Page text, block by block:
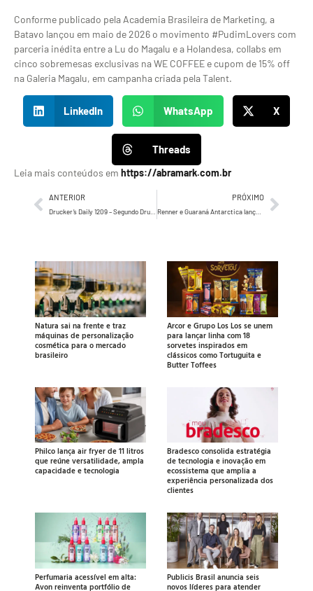
Conforme publicado pela Academia Brasileira de Marketing, a
Batavo lançou em maio de 2026 o movimento #PudimLovers com
parceria inédita entre a Lu do Magalu e a Holandesa, collabs em
cinco sobremesas exclusivas na WE COFFEE e cupom de 15% off
na Galeria Magalu, em campanha criada pela Talent.
LinkedIn WhatsApp X
Threads
Leia mais conteúdos em https://abramark.com.br
ANTERIOR PRÓXIMO
Renner e Guaraná Antarctica lançam collab com personalização exclusiva de camisetas no Shopping Morumbi
Natura sai na frente e traz
máquinas de personalização
cosmética para o mercado
brasileiro
Arcor e Grupo Los Los se unem
para lançar linha com 18
sorvetes inspirados em
clássicos como Tortuguita e
Butter Toffees
Philco lança air fryer de 11 litros
que reúne versatilidade, ampla
capacidade e tecnologia
Bradesco consolida estratégia
de tecnologia e inovação em
ecossistema que amplia a
experiência personalizada dos
clientes
Perfumaria acessível em alta:
Avon reinventa portfólio de
Publicis Brasil anuncia seis
novos líderes para atender